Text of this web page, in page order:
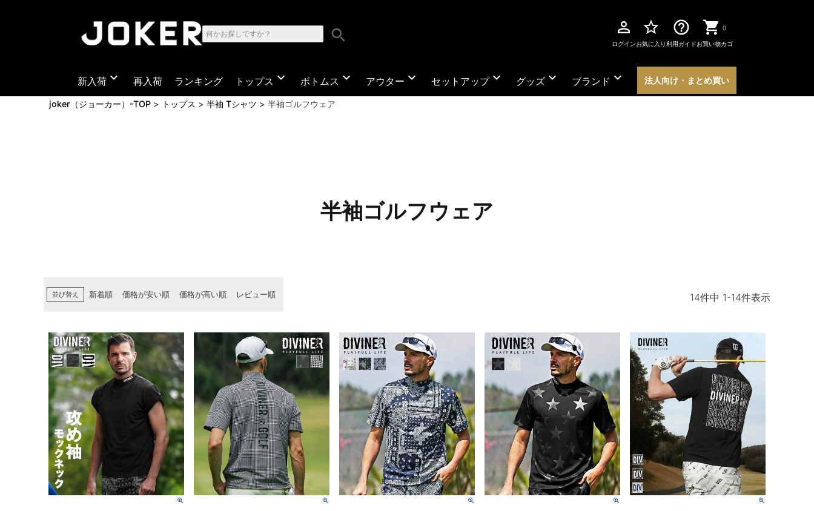
search perm_identity
ログイン
star_border
お気に入り
help_outline
利用ガイド
0
お買い物カゴ
新入荷 expand_more 再入荷 ランキング トップス expand_more ボトムス expand_more アウター expand_more セットアップexpand_more グッズ expand_more ブランド expand_more 法人向け・まとめ買い
joker（ジョーカー）-TOP トップス 半袖 Tシャツ 半袖ゴルフウェア
半袖ゴルフウェア
並び替え 新着順 価格が安い順 価格が高い順 レビュー順 14件中 1-14件表示